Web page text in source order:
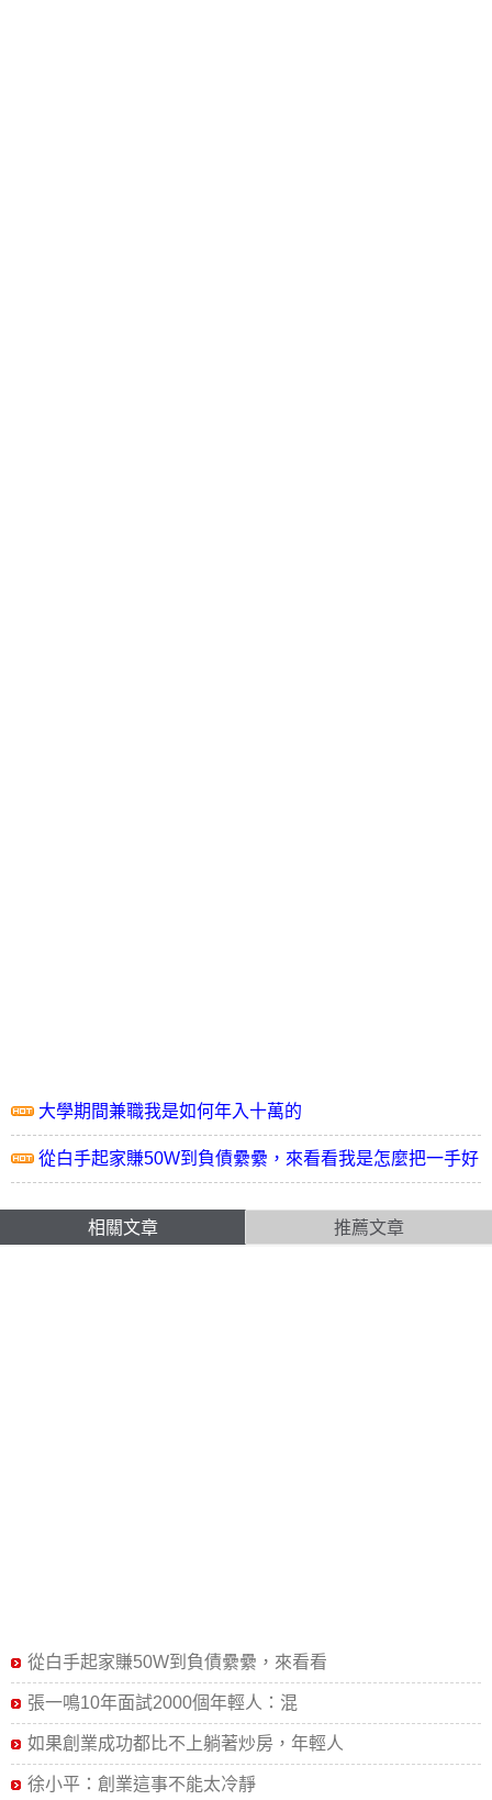
大學期間兼職我是如何年入十萬的
從白手起家賺50W到負債纍纍，來看看我是怎麼把一手好
相關文章
推薦文章
從白手起家賺50W到負債纍纍，來看看
張一鳴10年面試2000個年輕人：混
如果創業成功都比不上躺著炒房，年輕人
徐小平：創業這事不能太冷靜